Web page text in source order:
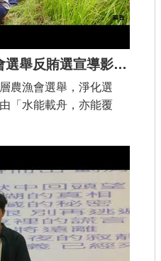
114年全國基層農漁會選舉反賄選宣導影片(國語)
農漁會選舉，淨化選
「水能載舟，亦能覆
創造幸福，但如果接受